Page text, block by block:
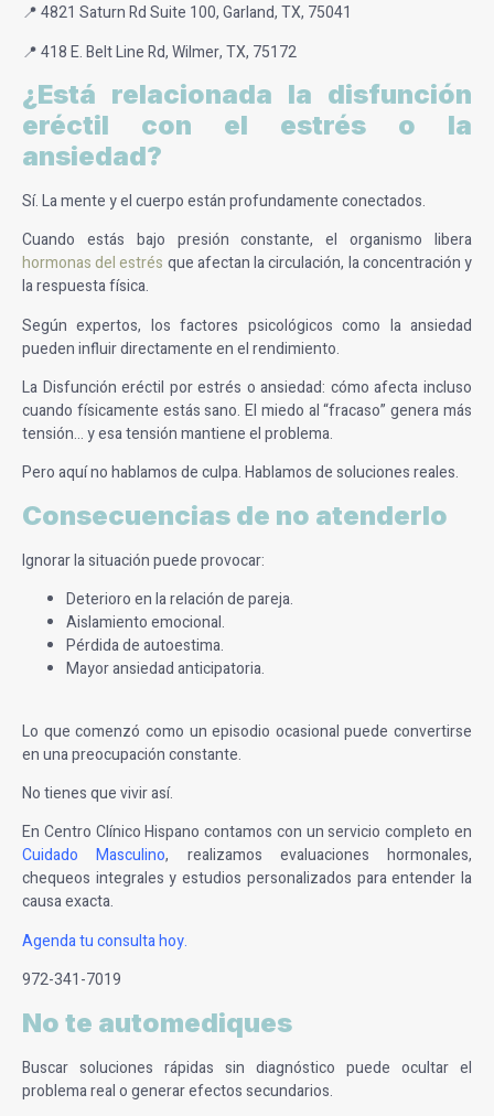
📍 4821 Saturn Rd Suite 100, Garland, TX, 75041
📍 418 E. Belt Line Rd, Wilmer, TX, 75172
¿Está relacionada la disfunción
eréctil con el estrés o la
ansiedad?
Sí. La mente y el cuerpo están profundamente conectados.
Cuando estás bajo presión constante, el organismo libera
hormonas del estrés que afectan la circulación, la concentración y
la respuesta física.
Según expertos, los factores psicológicos como la ansiedad
pueden influir directamente en el rendimiento.
La Disfunción eréctil por estrés o ansiedad: cómo afecta incluso
cuando físicamente estás sano. El miedo al “fracaso” genera más
tensión… y esa tensión mantiene el problema.
Pero aquí no hablamos de culpa. Hablamos de soluciones reales.
Consecuencias de no atenderlo
Ignorar la situación puede provocar:
Deterioro en la relación de pareja.
Aislamiento emocional.
Pérdida de autoestima.
Mayor ansiedad anticipatoria.
Lo que comenzó como un episodio ocasional puede convertirse
en una preocupación constante.
No tienes que vivir así.
En Centro Clínico Hispano contamos con un servicio completo en
Cuidado Masculino, realizamos evaluaciones hormonales,
chequeos integrales y estudios personalizados para entender la
causa exacta.
Agenda tu consulta hoy.
972-341-7019
No te automediques
Buscar soluciones rápidas sin diagnóstico puede ocultar el
problema real o generar efectos secundarios.